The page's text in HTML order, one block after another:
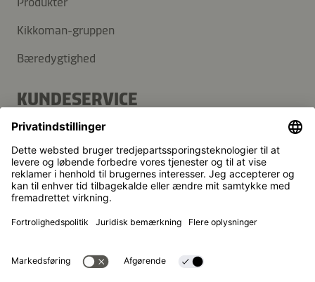
Kikkoman-gruppen
Bæredygtighed
KUNDESERVICE
FAQ
Kontakt
Nyhedsbrev
© Kikkoman Trading Europe GmbH 2023 – 2026